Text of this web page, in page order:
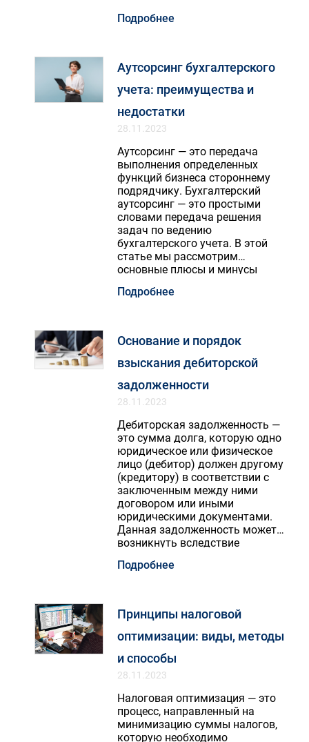
Подробнее
Аутсорсинг бухгалтерского
учета: преимущества и
недостатки
28.11.2023
Аутсорсинг — это передача
выполнения определенных
функций бизнеса стороннему
подрядчику. Бухгалтерский
аутсорсинг — это простыми
словами передача решения
задач по ведению
бухгалтерского учета. В этой
статье мы рассмотрим
основные плюсы и минусы
Подробнее
Основание и порядок
взыскания дебиторской
задолженности
28.11.2023
Дебиторская задолженность —
это сумма долга, которую одно
юридическое или физическое
лицо (дебитор) должен другому
(кредитору) в соответствии с
заключенным между ними
договором или иными
юридическими документами.
Данная задолженность может
возникнуть вследствие
или оказание услуг.
Подробнее
Принципы налоговой
оптимизации: виды, методы
и способы
28.11.2023
Налоговая оптимизация — это
процесс, направленный на
минимизацию суммы налогов,
которую необходимо